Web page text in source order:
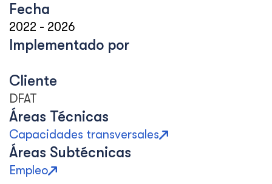
Fecha
2022 - 2026
Implementado por
Cliente
DFAT
Áreas Técnicas
Capacidades transversales
Áreas Subtécnicas
Empleo